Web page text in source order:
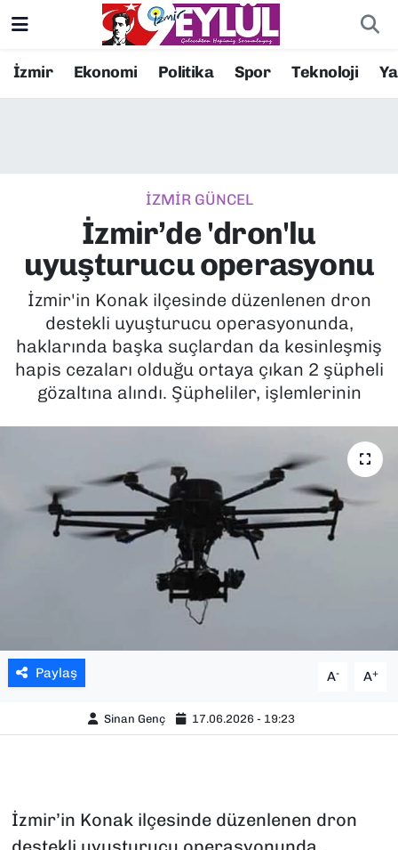
İzmir Ekonomi Politika Spor Teknoloji
İZMİR GÜNCEL
İzmir’de 'dron'lu
uyuşturucu operasyonu
İzmir'in Konak ilçesinde düzenlenen dron
destekli uyuşturucu operasyonunda,
haklarında başka suçlardan da kesinleşmiş
hapis cezaları olduğu ortaya çıkan 2 şüpheli
gözaltına alındı. Şüpheliler, işlemlerinin
Paylaş A- A+
Sinan Genç 17.06.2026 - 19:23
İzmir’in Konak ilçesinde düzenlenen dron
Resmi İlanlar
EKONOMİ
KÜLTÜR SANAT
MAGAZİN
POLİTİKA
SAĞLIK
SPOR
TEKNOLOJİ
YEREL YÖNETİMLER
Konak Nöbetçi Eczaneler
Süper Lig Puan Durumu ve Fikstür
Tüm Manşetler
Son Dakika Haberleri
Haber Arşivi